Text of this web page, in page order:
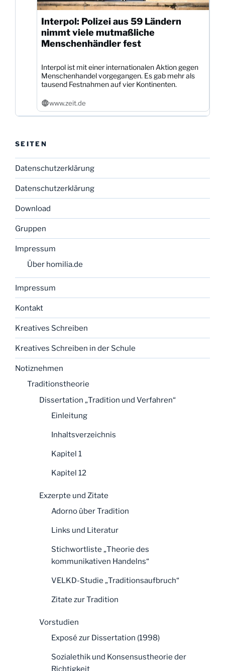
Interpol: Polizei aus 59 Ländern
nimmt viele mutmaßliche
Menschenhändler fest
Interpol ist mit einer internationalen Aktion gegen
Menschenhandel vorgegangen. Es gab mehr als
tausend Festnahmen auf vier Kontinenten.
www.zeit.de
SEITEN
Datenschutzerklärung
Datenschutzerklärung
Download
Gruppen
Impressum
Über homilia.de
Impressum
Kontakt
Kreatives Schreiben
Kreatives Schreiben in der Schule
Notiznehmen
Traditionstheorie
Dissertation „Tradition und Verfahren“
Einleitung
Inhaltsverzeichnis
Kapitel 1
Kapitel 12
Exzerpte und Zitate
Adorno über Tradition
Links und Literatur
Stichwortliste „Theorie des
kommunikativen Handelns“
VELKD-Studie „Traditionsaufbruch“
Zitate zur Tradition
Vorstudien
Exposé zur Dissertation (1998)
Sozialethik und Konsensustheorie der
Richtigkeit